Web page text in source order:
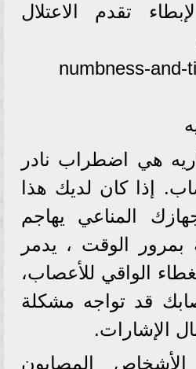
تقدم الاعتلال
numbness-and-
هي اضطراب نادر
إذا كان لديك هذا
المناعي يهاجم
بمرور الوقت ، يدمر
الواقي للأعصاب،
قد تواجه مشكلة
الإشارات.
الأشخاص المصابون